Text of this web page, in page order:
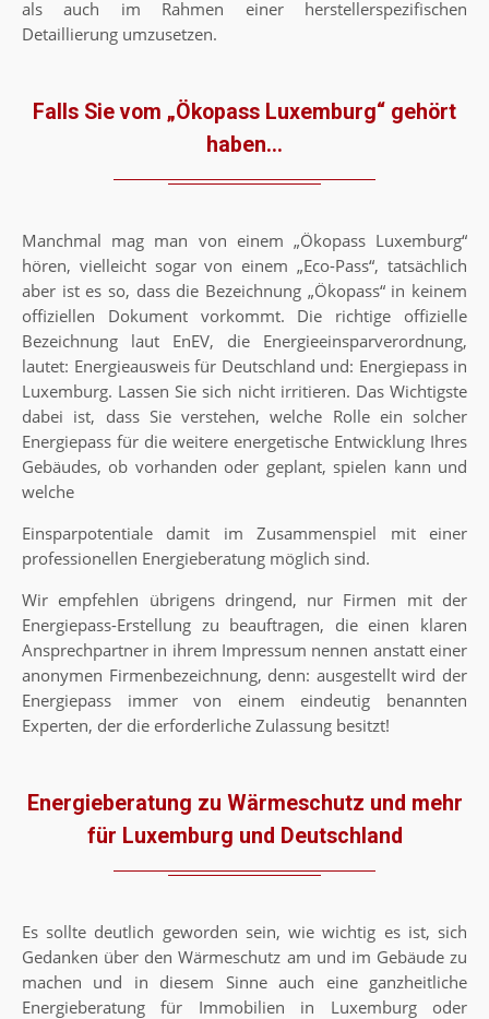
als auch im Rahmen einer herstellerspezifischen
Detaillierung umzusetzen.
Falls Sie vom „Ökopass Luxemburg“ gehört
haben...
Manchmal mag man von einem „Ökopass Luxemburg“
hören, vielleicht sogar von einem „Eco-Pass“, tatsächlich
aber ist es so, dass die Bezeichnung „Ökopass“ in keinem
offiziellen Dokument vorkommt. Die richtige offizielle
Bezeichnung laut EnEV, die Energieeinsparverordnung,
lautet: Energieausweis für Deutschland und: Energiepass in
Luxemburg. Lassen Sie sich nicht irritieren. Das Wichtigste
dabei ist, dass Sie verstehen, welche Rolle ein solcher
Energiepass für die weitere energetische Entwicklung Ihres
Gebäudes, ob vorhanden oder geplant, spielen kann und
welche
Einsparpotentiale damit im Zusammenspiel mit einer
professionellen Energieberatung möglich sind.
Wir empfehlen übrigens dringend, nur Firmen mit der
Energiepass-Erstellung zu beauftragen, die einen klaren
Ansprechpartner in ihrem Impressum nennen anstatt einer
anonymen Firmenbezeichnung, denn: ausgestellt wird der
Energiepass immer von einem eindeutig benannten
Experten, der die erforderliche Zulassung besitzt!
Energieberatung zu Wärmeschutz und mehr
für Luxemburg und Deutschland
Es sollte deutlich geworden sein, wie wichtig es ist, sich
Gedanken über den Wärmeschutz am und im Gebäude zu
machen und in diesem Sinne auch eine ganzheitliche
Energieberatung für Immobilien in Luxemburg oder